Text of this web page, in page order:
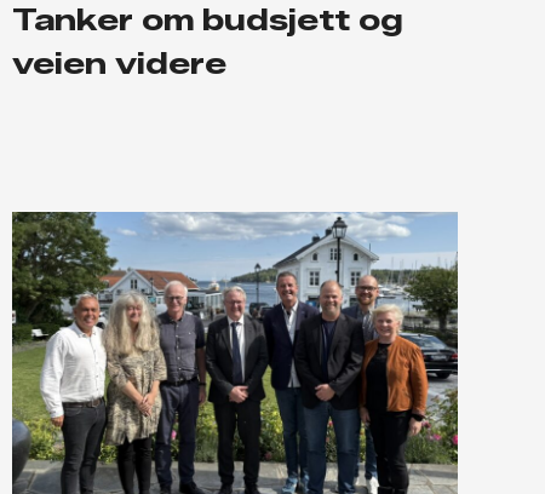
Tanker om budsjett og
veien videre